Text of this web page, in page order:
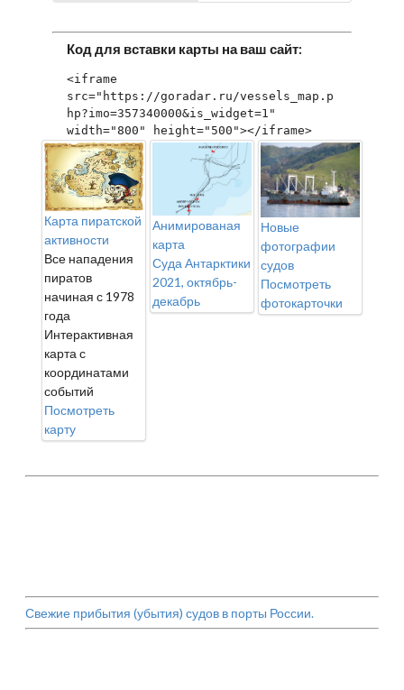
Код для вставки карты на ваш сайт:
<iframe
src="https://goradar.ru/vessels_map.p
hp?imo=357340000&is_widget=1"
width="800" height="500"></iframe>
Карта пиратской
активности
Все нападения
пиратов
начиная с 1978
года
Интерактивная
карта с
координатами
событий
Посмотреть
карту
Анимированая
карта
Суда Антарктики
2021, октябрь-
декабрь
Новые
фотографии
судов
Посмотреть
фотокарточки
Свежие прибытия (убытия) судов в порты России.